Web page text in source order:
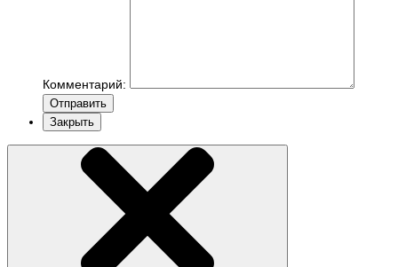
Комментарий:
Отправить
Закрыть